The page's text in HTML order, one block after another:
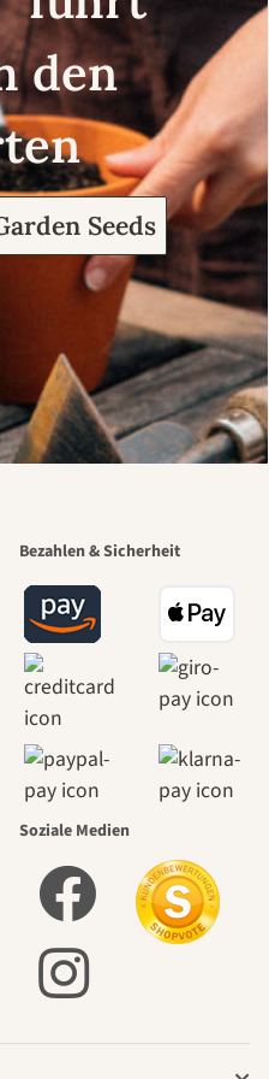
den
Seeds
Bezahlen & Sicherheit
Soziale Medien